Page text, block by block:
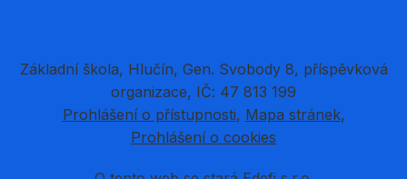
Základní škola, Hlučín, Gen. Svobody 8, příspěvková
organizace, IČ: 47 813 199
Prohlášení o přístupnosti Mapa stránek
Prohlášení o cookies